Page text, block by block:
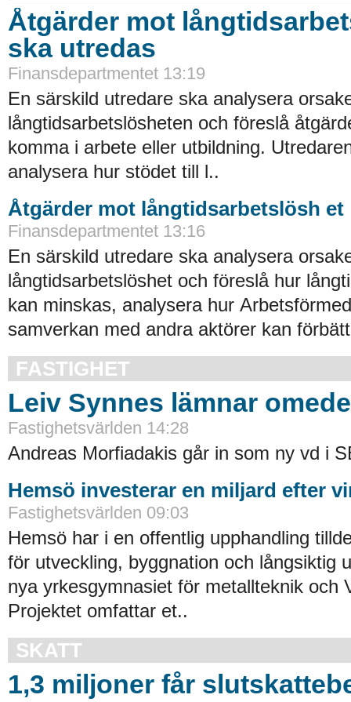
Åtgärder mot
ska utredas
Finansdepartmentet 13:19
En särskild utredare ska analysera
långtidsarbetslösheten och föreslå
komma i arbete eller utbildning.
analysera hur stödet till l..
Åtgärder mot långtidsarbetslösh et
Finansdepartmentet 13:16
En särskild utredare ska analysera
långtidsarbetslöshet och föreslå hur
kan minskas, analysera hur
samverkan med andra aktörer kan
FASTIGHET
Leiv Synnes lämnar
Fastighetsvärlden 14:28
Andreas Morfiadakis går in som ny vd i
Hemsö investerar en miljard efter
Fastighetsvärlden 09:03
Hemsö har i en offentlig upphandling
för utveckling, byggnation och långsiktig
nya yrkesgymnasiet för metallteknik och
Projektet omfattar et..
SKATT
1,3 miljoner får